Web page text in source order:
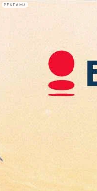
РЕКЛАМА
Сегодня:
2026.08.10
22:33
Афиша Plus